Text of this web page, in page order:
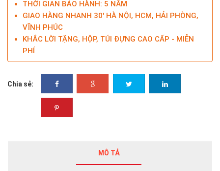
THỜI GIAN BẢO HÀNH: 5 NĂM
GIAO HÀNG NHANH 30' HÀ NỘI, HCM, HẢI PHÒNG,
VĨNH PHÚC
KHẮC LỜI TẶNG, HỘP, TÚI ĐỰNG CAO CẤP - MIỄN
PHÍ
Chia sẻ:
MÔ TẢ